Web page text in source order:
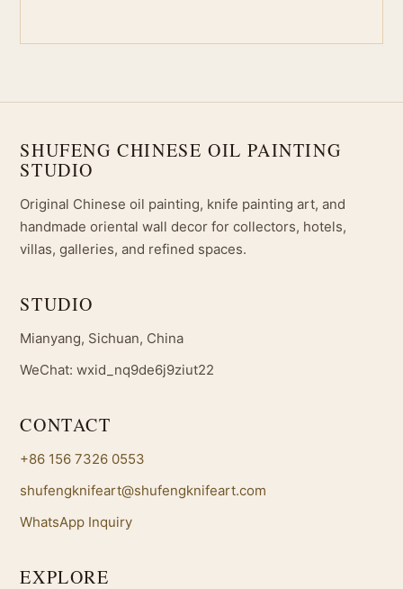
SHUFENG CHINESE OIL PAINTING
STUDIO
Original Chinese oil painting, knife painting art, and
handmade oriental wall decor for collectors, hotels,
villas, galleries, and refined spaces.
STUDIO
Mianyang, Sichuan, China
WeChat: wxid_nq9de6j9ziut22
CONTACT
+86 156 7326 0553
shufengknifeart@shufengknifeart.com
WhatsApp Inquiry
EXPLORE